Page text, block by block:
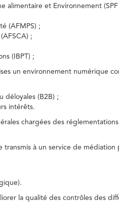
alimentaire et Environnement
(AFMPS) ;
;
(IBPT) ;
un environnement numérique
déloyales (B2B) ;
intérêts.
chargées des
à un service de
la qualité des contrôles des